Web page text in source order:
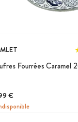
Fourrées Caramel
€